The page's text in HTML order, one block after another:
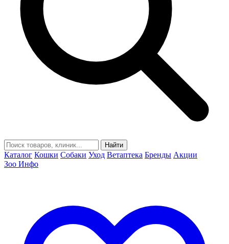
Найти
Каталог Кошки Собаки Уход Ветаптека Бренды Акции
Зоо Инфо